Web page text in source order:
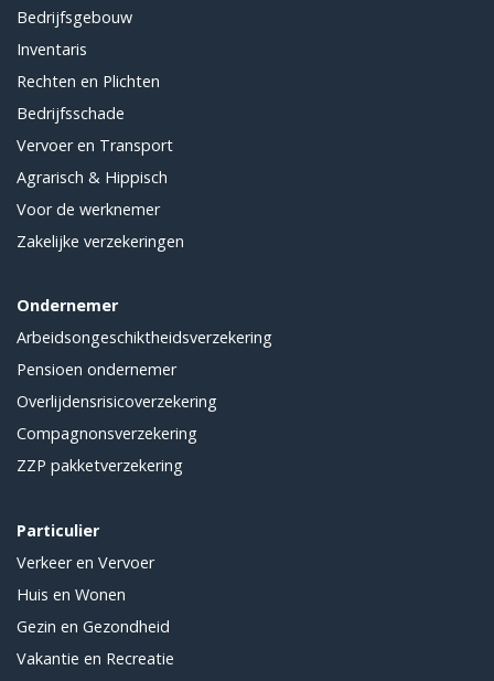
Bedrijfsgebouw
Inventaris
Rechten en Plichten
Bedrijfsschade
Vervoer en Transport
Agrarisch & Hippisch
Voor de werknemer
Zakelijke verzekeringen
Ondernemer
Arbeidsongeschiktheidsverzekering
Pensioen ondernemer
Overlijdensrisicoverzekering
Compagnonsverzekering
ZZP pakketverzekering
Particulier
Verkeer en Vervoer
Huis en Wonen
Gezin en Gezondheid
Vakantie en Recreatie